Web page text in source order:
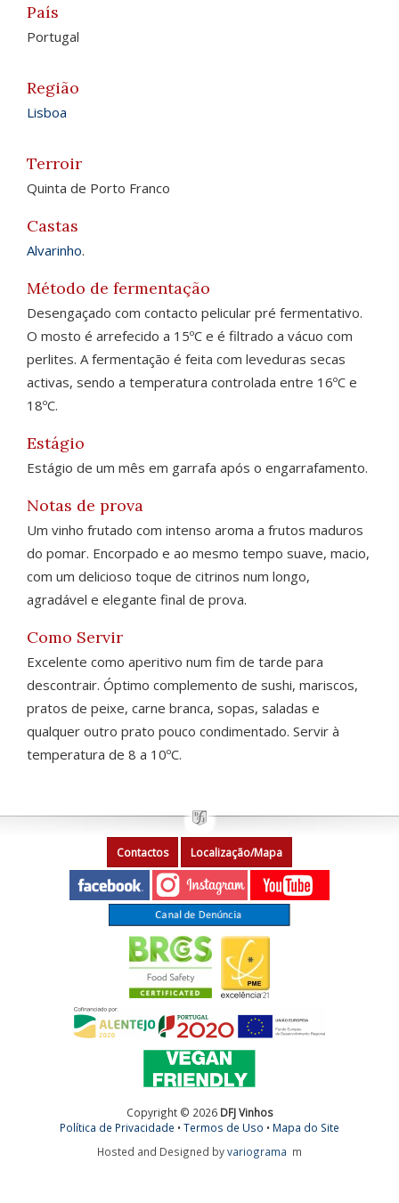
País
Portugal
Região
Lisboa
Terroir
Quinta de Porto Franco
Castas
Alvarinho.
Método de fermentação
Desengaçado com contacto pelicular pré fermentativo.
O mosto é arrefecido a 15ºC e é filtrado a vácuo com
perlites. A fermentação é feita com leveduras secas
activas, sendo a temperatura controlada entre 16ºC e
18ºC.
Estágio
Estágio de um mês em garrafa após o engarrafamento.
Notas de prova
Um vinho frutado com intenso aroma a frutos maduros
do pomar. Encorpado e ao mesmo tempo suave, macio,
com um delicioso toque de citrinos num longo,
agradável e elegante final de prova.
Como Servir
Excelente como aperitivo num fim de tarde para
descontrair. Óptimo complemento de sushi, mariscos,
pratos de peixe, carne branca, sopas, saladas e
qualquer outro prato pouco condimentado. Servir à
temperatura de 8 a 10ºC.
Contactos Localização/Mapa
Copyright © 2026 DFJ Vinhos
Política de Privacidade •Termos de Uso • Mapa do Site
Hosted and Designed byvariograma m